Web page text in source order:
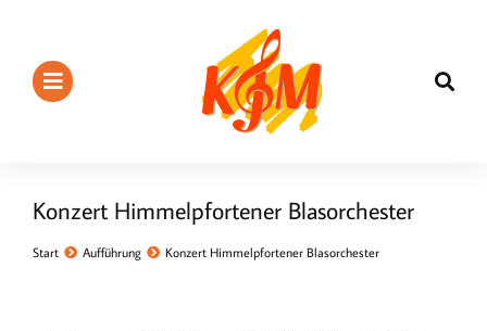
Konzert Himmelpfortener Blasorchester
Sie befinden sich hier:
Start Aufführung Konzert Himmelpfortener Blasorchester